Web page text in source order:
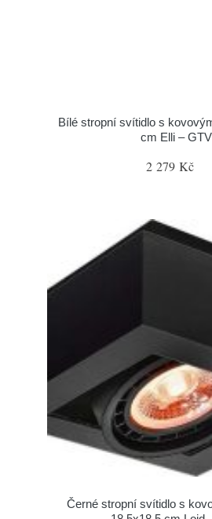
Bílé stropní svítidlo s
cm Elli – GTV
2 279 Kč
Černé stropní svítidlo s